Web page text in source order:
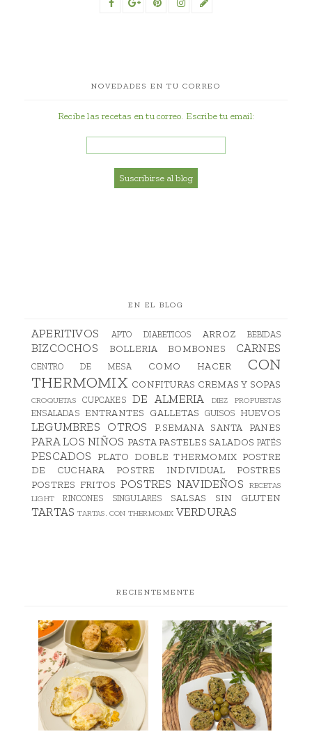
NOVEDADES EN TU CORREO
Recibe las recetas en tu correo. Escribe tu email:
EN EL BLOG
APERITIVOS APTO DIABETICOS ARROZ BEBIDAS
BIZCOCHOS BOLLERIA BOMBONES CARNES
CENTRO DE MESA COMO HACER
CON
THERMOMIX CONFITURAS CREMAS Y SOPAS
CROQUETAS CUPCAKES DE ALMERIA DIEZ PROPUESTAS
ENSALADAS ENTRANTES GALLETAS GUISOS HUEVOS
LEGUMBRES OTROS P.SEMANA SANTA PANES
PARA LOS NIÑOS PASTA PASTELES SALADOS PATÉS
PESCADOS PLATO DOBLE THERMOMIX POSTRE
DE CUCHARA
POSTRE INDIVIDUAL
POSTRES
POSTRES FRITOS POSTRES NAVIDEÑOS
RECETAS
LIGHT
RINCONES SINGULARES SALSAS SIN GLUTEN
TARTAS TARTAS. CON THERMOMIX VERDURAS
RECIENTEMENTE